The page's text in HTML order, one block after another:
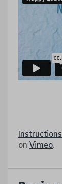
on Vimeo.